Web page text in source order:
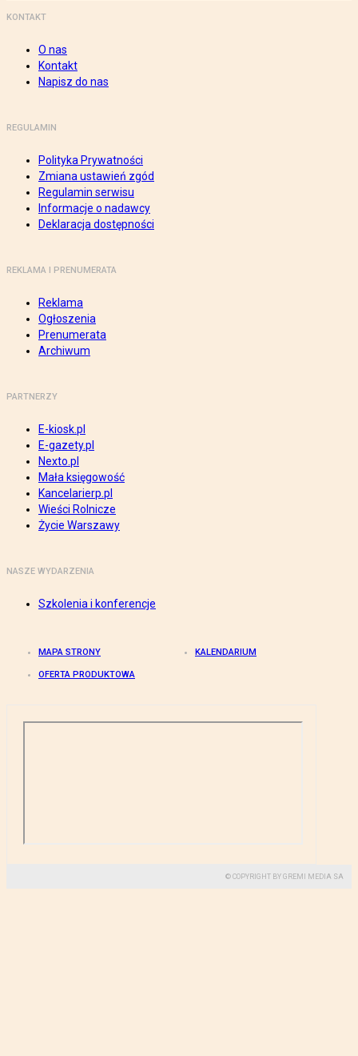
KONTAKT
O nas
Kontakt
Napisz do nas
REGULAMIN
Polityka Prywatności
Zmiana ustawień zgód
Regulamin serwisu
Informacje o nadawcy
Deklaracja dostępności
REKLAMA I PRENUMERATA
Reklama
Ogłoszenia
Prenumerata
Archiwum
PARTNERZY
E-kiosk.pl
E-gazety.pl
Nexto.pl
Mała księgowość
Kancelarierp.pl
Wieści Rolnicze
Życie Warszawy
NASZE WYDARZENIA
Szkolenia i konferencje
MAPA STRONY KALENDARIUM
OFERTA PRODUKTOWA
© COPYRIGHT BY GREMI MEDIA SA